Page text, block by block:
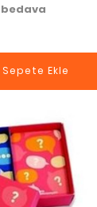
bedava
Sepete Ekle